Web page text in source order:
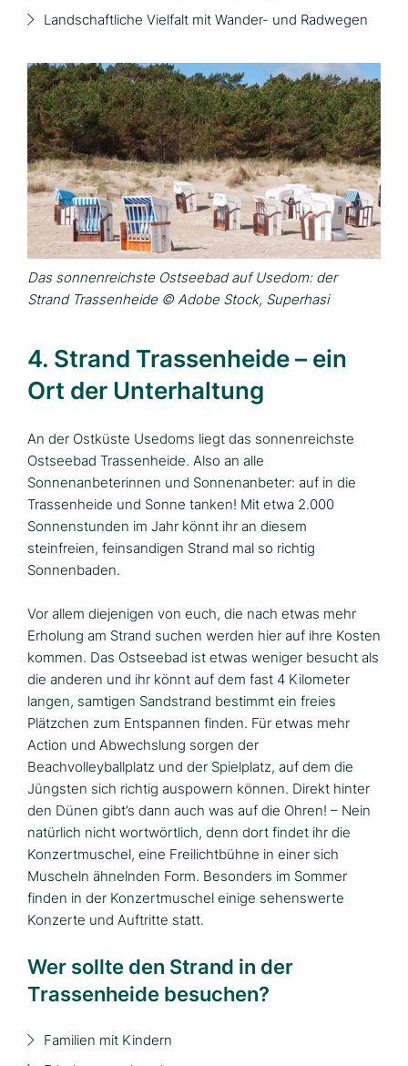
Landschaftliche Vielfalt mit Wander- und Radwegen
Das sonnenreichste Ostseebad auf Usedom: der
Strand Trassenheide © Adobe Stock, Superhasi
4. Strand Trassenheide – ein
Ort der Unterhaltung
An der Ostküste Usedoms liegt das sonnenreichste
Ostseebad Trassenheide. Also an alle
Sonnenanbeterinnen und Sonnenanbeter: auf in die
Trassenheide und Sonne tanken! Mit etwa 2.000
Sonnenstunden im Jahr könnt ihr an diesem
steinfreien, feinsandigen Strand mal so richtig
Sonnenbaden.
Vor allem diejenigen von euch, die nach etwas mehr
Erholung am Strand suchen werden hier auf ihre Kosten
kommen. Das Ostseebad ist etwas weniger besucht als
die anderen und ihr könnt auf dem fast 4 Kilometer
langen, samtigen Sandstrand bestimmt ein freies
Plätzchen zum Entspannen finden. Für etwas mehr
Action und Abwechslung sorgen der
Beachvolleyballplatz und der Spielplatz, auf dem die
Jüngsten sich richtig auspowern können. Direkt hinter
den Dünen gibt’s dann auch was auf die Ohren! – Nein
natürlich nicht wortwörtlich, denn dort findet ihr die
Konzertmuschel, eine Freilichtbühne in einer sich
Muscheln ähnelnden Form. Besonders im Sommer
finden in der Konzertmuschel einige sehenswerte
Konzerte und Auftritte statt.
Wer sollte den Strand in der
Trassenheide besuchen?
Familien mit Kindern